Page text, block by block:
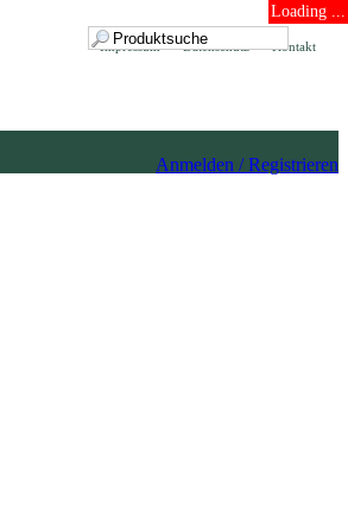
Loading ...
Kontakt
Datenschutz
Impressum
Anmelden / Registrieren